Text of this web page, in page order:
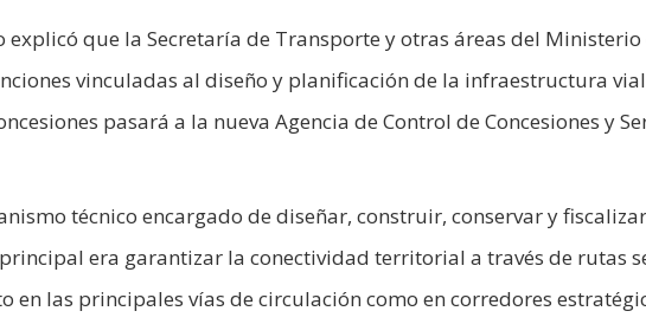
explicó que la Secretaría de Transporte y otras áreas del Ministerio
vinculadas al diseño y planificación de la infraestructura
pasará a la nueva Agencia de Control de Concesiones y
técnico encargado de diseñar, construir, conservar y
era garantizar la conectividad territorial a través de rutas
en las principales vías de circulación como en corredores